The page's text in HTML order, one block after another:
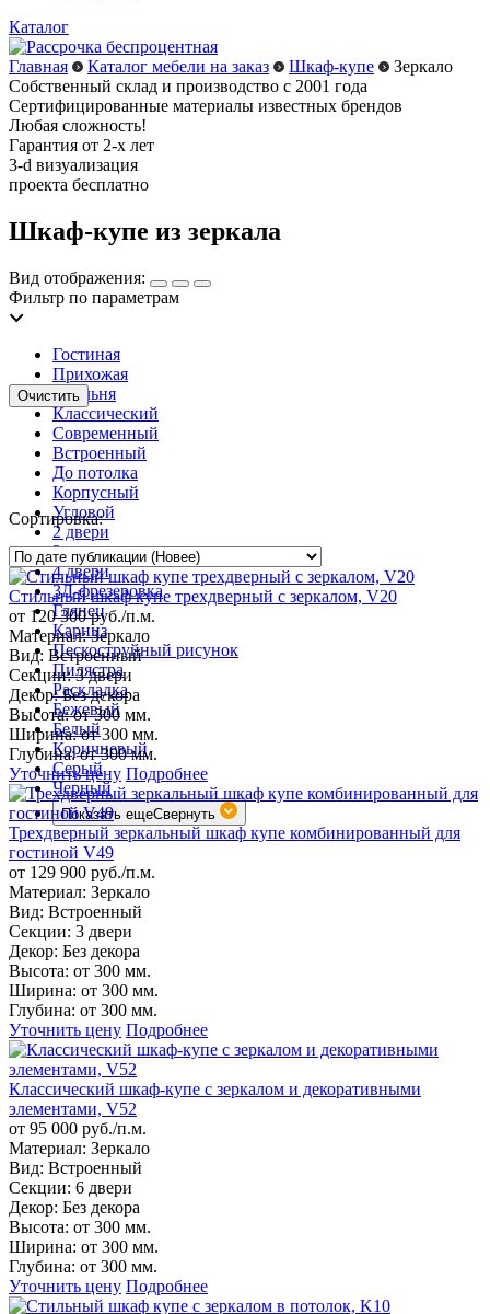
Каталог
Главная Каталог мебели на заказ Шкаф-купе
Зеркало
Собственный склад и производство с 2001 года
Сертифицированные материалы известных брендов
Любая сложность!
Гарантия от 2-х лет
3-d визуализация
проекта бесплатно
Шкаф-купе из зеркала
Вид отображения:
Фильтр по параметрам
Гостиная
Прихожая
Спальня
Классический
Современный
Встроенный
До потолка
Корпусный
Угловой
2 двери
3 двери
4 двери
3Д-фрезеровка
Глянец
Карниз
Пескоструйный рисунок
Пилястра
Раскладка
Бежевый
Белый
Коричневый
Серый
Черный
Показать ещеСвернуть
Сортировка:
Стильный шкаф купе трехдверный с зеркалом, V20
от 120 300 руб./п.м.
Материал:Зеркало
Вид: Встроенный
Секции:3 двери
Декор:Без декора
Высота:от 300 мм.
Ширина:от 300 мм.
Глубина:от 300 мм.
Уточнить цену Подробнее
Трехдверный зеркальный шкаф купе комбинированный для
гостиной V49
от 129 900 руб./п.м.
Материал: Зеркало
Вид: Встроенный
Секции: 3 двери
Декор: Без декора
Высота: от 300 мм.
Ширина: от 300 мм.
Глубина: от 300 мм.
Уточнить цену Подробнее
Классический шкаф-купе с зеркалом и декоративными
элементами, V52
от 95 000 руб./п.м.
Материал: Зеркало
Вид: Встроенный
Секции: 6 двери
Декор: Без декора
Высота: от 300 мм.
Ширина: от 300 мм.
Глубина: от 300 мм.
Уточнить цену Подробнее